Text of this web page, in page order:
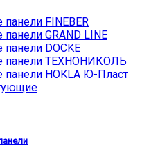
FINEBER
GRAND LINE
DOCKE
панели ТЕХНОНИКОЛЬ
HOKLA Ю-Пласт